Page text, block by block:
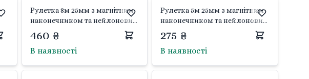
Рулетка 8м 25мм з магнітним
наконечником та нейлоновим
покриттям YT-7128 YATO
460 ₴
В наявності
Рулетка 5м 25мм з магнітним
наконечником та нейлоновим
покриттям YT-7127 YATO
275 ₴
В наявності